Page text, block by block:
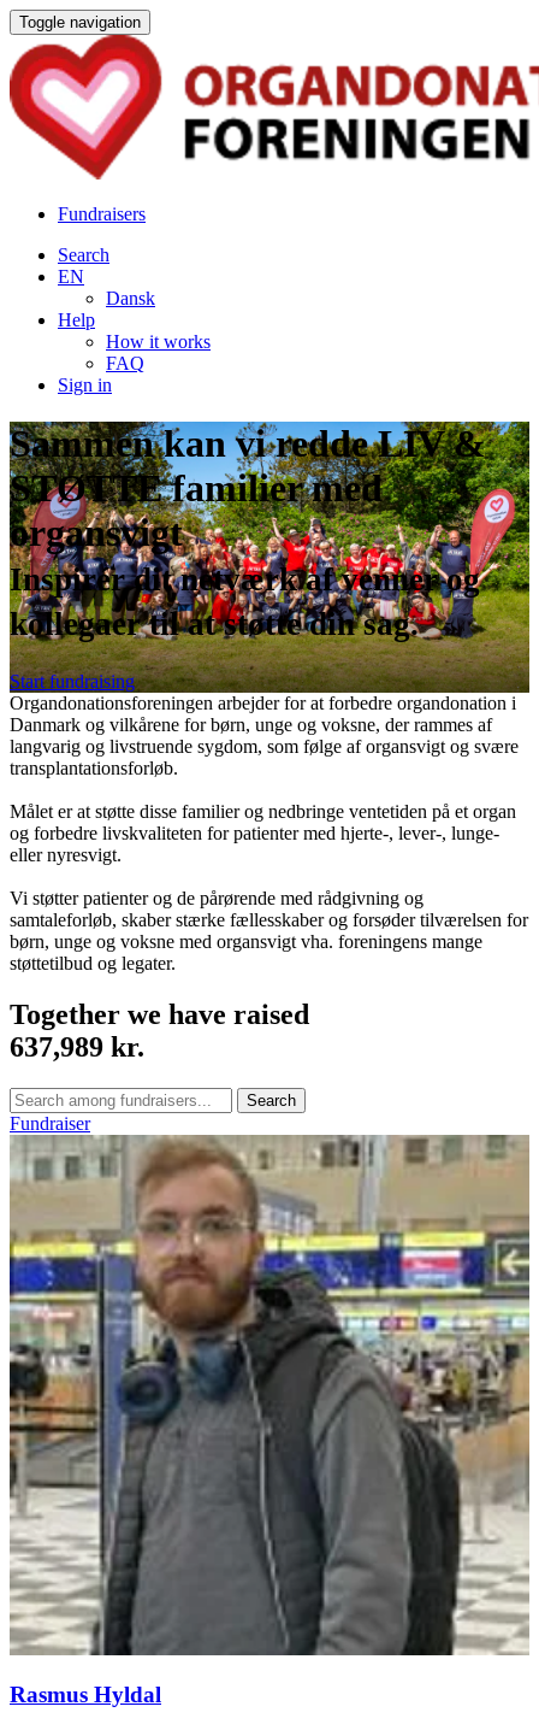
Toggle navigation
Fundraisers
Search
EN
Dansk
Help
How it works
FAQ
Sign in
Sammen kan vi redde LIV &
STØTTE familier med
organsvigt
Inspirér dit netværk af venner og
kollegaer til at støtte din sag.
Start fundraising
Organdonationsforeningen arbejder for at forbedre organdonation i
Danmark og vilkårene for børn, unge og voksne, der rammes af
langvarig og livstruende sygdom, som følge af organsvigt og svære
transplantationsforløb.
Målet er at støtte disse familier og nedbringe ventetiden på et organ
og forbedre livskvaliteten for patienter med hjerte-, lever-, lunge-
eller nyresvigt.
Vi støtter patienter og de pårørende med rådgivning og
samtaleforløb, skaber stærke fællesskaber og forsøder tilværelsen for
børn, unge og voksne med organsvigt vha. foreningens mange
støttetilbud og legater.
Together we have raised
637,989 kr.
Search
Fundraiser
Rasmus Hyldal